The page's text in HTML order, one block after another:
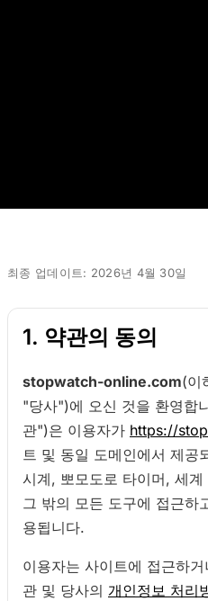
최종 업데이트: 2026년 4월 30일
1. 약관의 동의
stopwatch-online.com(이
"당사")에 오신 것을 환영합
관")은 이용자가 https://
트 및 동일 도메인에서 제공
시계, 뽀모도로 타이머, 세
그 밖의 모든 도구에 접근하
용됩니다.
이용자는 사이트에 접근하
관 및 당사의 개인정보 처리